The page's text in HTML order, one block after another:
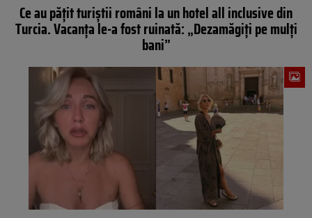
Ce au pățit turiștii români la un hotel all inclusive din
Turcia. Vacanța le-a fost ruinată: „Dezamăgiți pe mulți
bani”